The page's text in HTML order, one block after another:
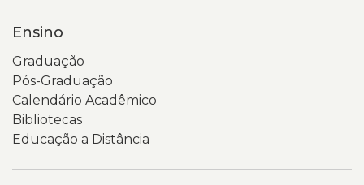
Ensino
Graduação
Pós-Graduação
Calendário Acadêmico
Bibliotecas
Educação a Distância